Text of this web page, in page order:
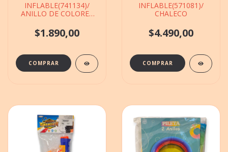
INFLABLE(741134)/
ANILLO DE COLORES
$1.890,00
INFLABLE(571081)/
CHALECO
$4.490,00